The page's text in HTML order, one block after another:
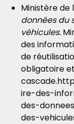
Ministère de
données du
véhicules.
des
de
obligatoire
ire-des-
des-
des-